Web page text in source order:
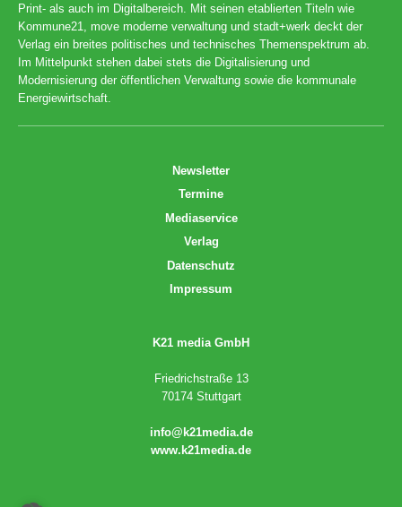
Print- als auch im Digitalbereich. Mit seinen etablierten Titeln wie
Kommune21, move moderne verwaltung und stadt+werk deckt der
Verlag ein breites politisches und technisches Themenspektrum ab.
Im Mittelpunkt stehen dabei stets die Digitalisierung und
Modernisierung der öffentlichen Verwaltung sowie die kommunale
Energiewirtschaft.
Newsletter
Termine
Mediaservice
Verlag
Datenschutz
Impressum
K21 media GmbH
Friedrichstraße 13
70174 Stuttgart
info@k21media.de
www.k21media.de